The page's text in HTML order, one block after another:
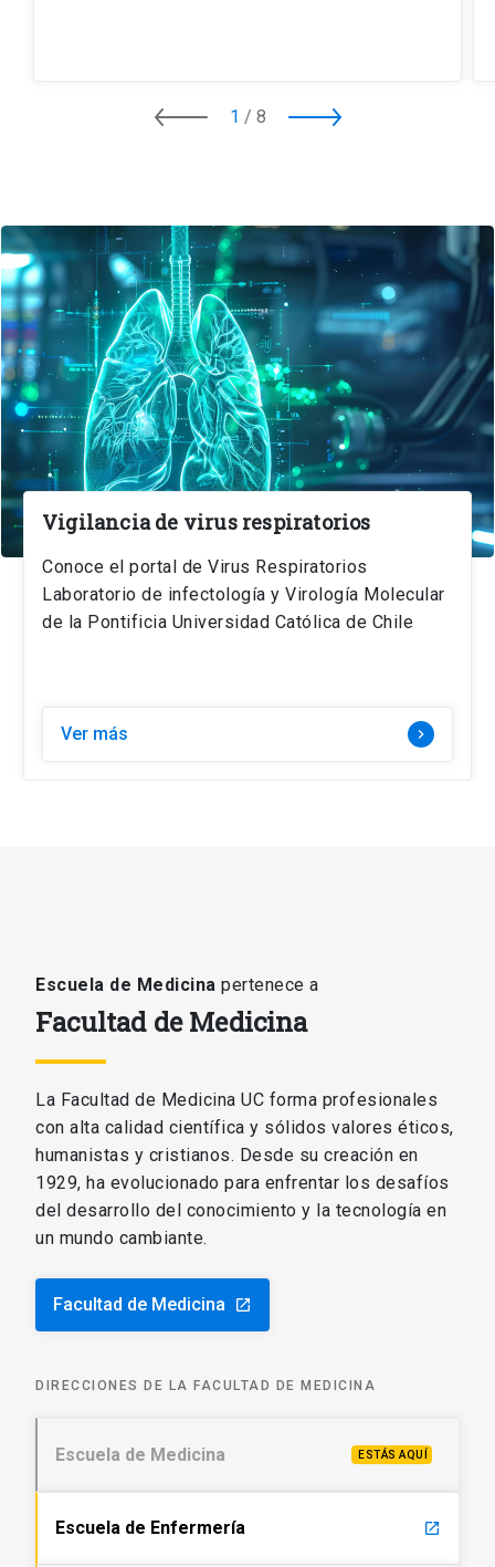
1 / 8
Vigilancia de virus respiratorios
Conoce el portal de Virus Respiratorios
Laboratorio de infectología y Virología Molecular
de la Pontificia Universidad Católica de Chile
Ver más navigate_next
Escuela de Medicina pertenece a
Facultad de Medicina
La Facultad de Medicina UC forma profesionales
con alta calidad científica y sólidos valores éticos,
humanistas y cristianos. Desde su creación en
1929, ha evolucionado para enfrentar los desafíos
del desarrollo del conocimiento y la tecnología en
un mundo cambiante.
Facultad de Medicina launch
DIRECCIONES DE LA FACULTAD DE MEDICINA
Escuela de Medicina ESTÁS AQUÍ
Escuela de Enfermería launch